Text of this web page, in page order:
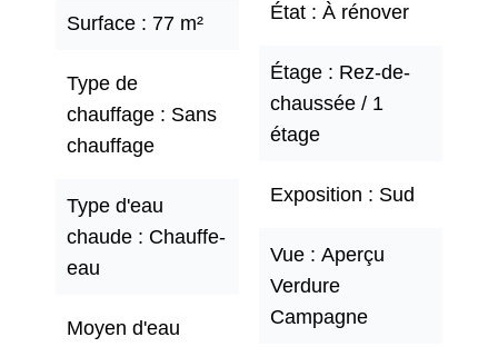
Surface 77 m²
Type de
chauffage
Sans
chauffage
Type d'eau
chaude
Chauffe-
eau
Moyen d'eau
État À rénover
Étage
Rez-de-
chaussée / 1
étage
Exposition Sud
Vue
Aperçu
Verdure
Campagne